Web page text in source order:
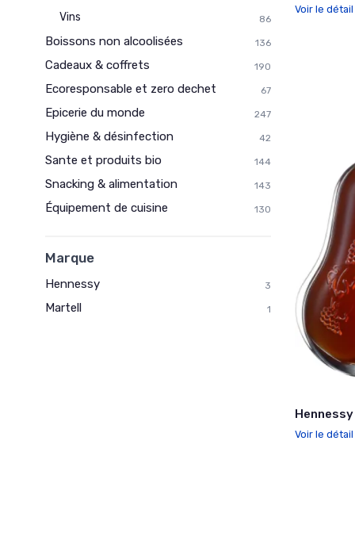
Vins 86
Boissons non alcoolisées 136
Cadeaux & coffrets 190
Ecoresponsable et zero dechet 67
Epicerie du monde 247
Hygiène & désinfection 42
Sante et produits bio 144
Snacking & alimentation 143
Équipement de cuisine 130
Marque
Hennessy 3
Martell 1
Voir le détail
Hennessy
Voir le détail